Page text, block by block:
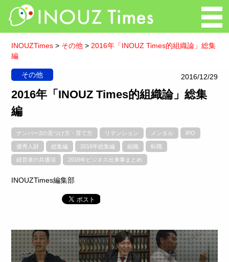
INOUZTimes > その他 > 2016年「INOUZ Times的組織論」総集
編
その他 2016/12/29
2016年「INOUZ Times的組織論」総集
編
ナンバー2の見つけ方・育て方 リテンション メンタル IPO
優秀人財 総集編 2016年総集編 組織 転職
経営者の共通項 2016年ビジネス出来事まとめ
INOUZTimes編集部